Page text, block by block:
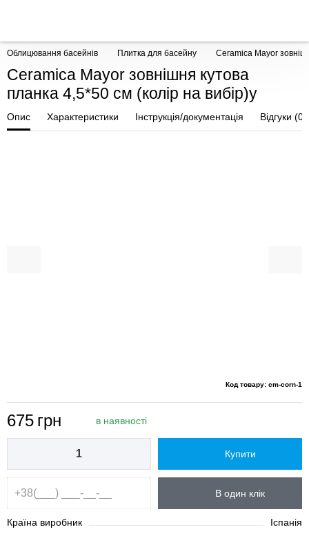
Облицювання басейнів Плитка для басейну Ceramica Mayor
Ceramica Mayor зовнішня кутова
планка 4,5*50 см (колір на вибір)у
Опис Характеристики Інструкція/документація Відгуки (0)
Код товару: cm-corn-1
675 грн в наявності
Купити
В один клік
Країна виробник
Іспанія